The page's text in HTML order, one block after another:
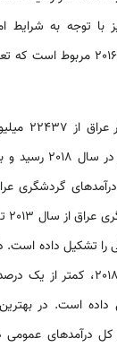
با توجه به شرایط
266593 میلیون
ملی را تشکیل داده
بین سالهای 2003 تا
66 درصد از کل درآمدهای